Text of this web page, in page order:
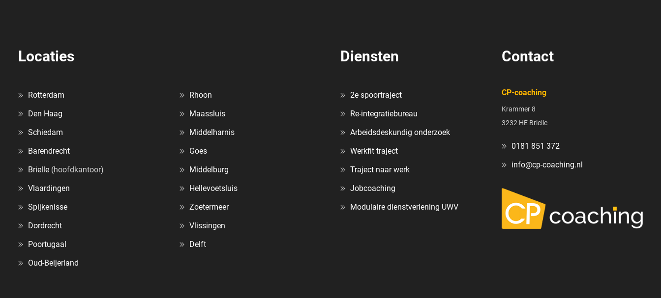
Locaties
Rotterdam
Den Haag
Schiedam
Barendrecht
Brielle (hoofdkantoor)
Vlaardingen
Spijkenisse
Dordrecht
Poortugaal
Oud-Beijerland
Rhoon
Maassluis
Middelharnis
Goes
Middelburg
Hellevoetsluis
Zoetermeer
Vlissingen
Delft
Diensten
2e spoortraject
Re-integratiebureau
Arbeidsdeskundig onderzoek
Werkfit traject
Traject naar werk
Jobcoaching
Modulaire dienstverlening UWV
Contact
CP-coaching
Krammer 8
3232 HE Brielle
0181 851 372
info@cp-coaching.nl